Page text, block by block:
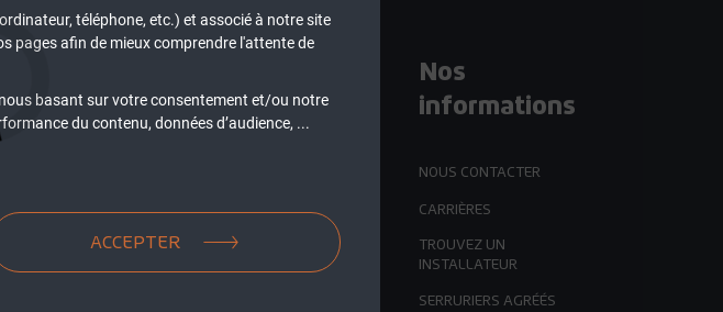
PORTES D'ENTRÉES
PORTES TECHNIQUES
Nos
informations
NOUS CONTACTER
CARRIÈRES
TROUVEZ UN
INSTALLATEUR
SERRURIERS AGRÉÉS
téléphone, etc.) et associé à notre site
pages afin de mieux comprendre l'attente de
basant sur votre consentement et/ou notre
du contenu, données d’audience, ...
ACCEPTER